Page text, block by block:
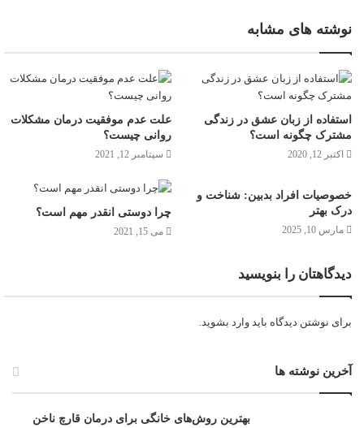
نوشته های مشابه
استفاده از زبان عشق در زندگی
مشترک چگونه است؟
اکتبر 12, 2020
علت عدم موفقیت درمان مشکلات
روانی چیست؟
سپتامبر 12, 2021
خصوصیات افراد بدبین: شناخت و
درک بهتر
مارس 10, 2025
چرا دوستی انقدر مهم است؟
می 15, 2021
دیدگاهتان را بنویسید
برای نوشتن دیدگاه باید وارد بشوید.
آخرین نوشته ها
بهترین روش‌های خانگی برای درمان قارچ ناخن